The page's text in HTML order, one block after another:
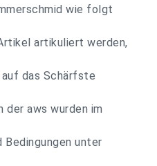
wie folgt
artikuliert werden,
auf das Schärfste
der aws wurden im
Bedingungen unter